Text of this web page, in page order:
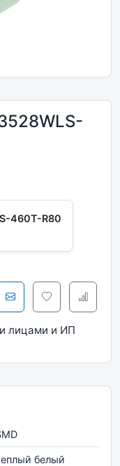
460T-R80
лицами и ИП
белый